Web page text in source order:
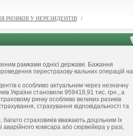
РИЗИКІВ У НЕРЕЗИДЕНТІВ /
рамками однієї держави. Бажання
перестрахову-вальних операцій на
є особливо актуальним через незначну
України становили 959418,91 тис. грн., а
ринку особливо великих ризиків
страхування відповідальності та
страховиків вважають доцільним їх
комісара або сюрвейера у разі,